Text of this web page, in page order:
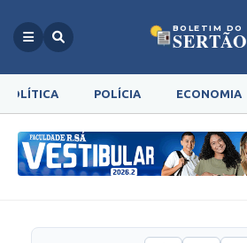
BOLETIM DO
SERTÃO
POLÍTICA POLÍCIA ECONOMIA